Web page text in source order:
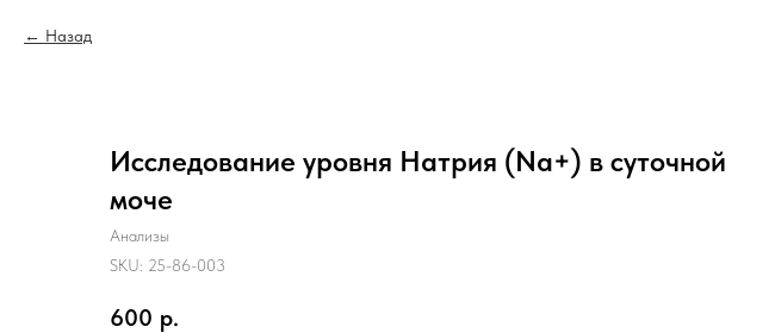
Назад
Исследование уровня Натрия (Na+) в суточной
моче
Анализы
SKU: 25-86-003
600 р.